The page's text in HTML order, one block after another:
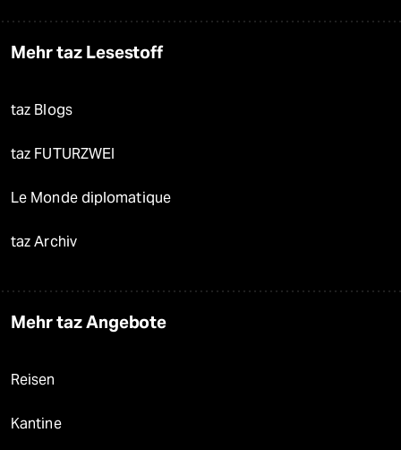
Mehr taz Lesestoff
taz Blogs
taz FUTURZWEI
Le Monde diplomatique
taz Archiv
Mehr taz Angebote
Reisen
Kantine